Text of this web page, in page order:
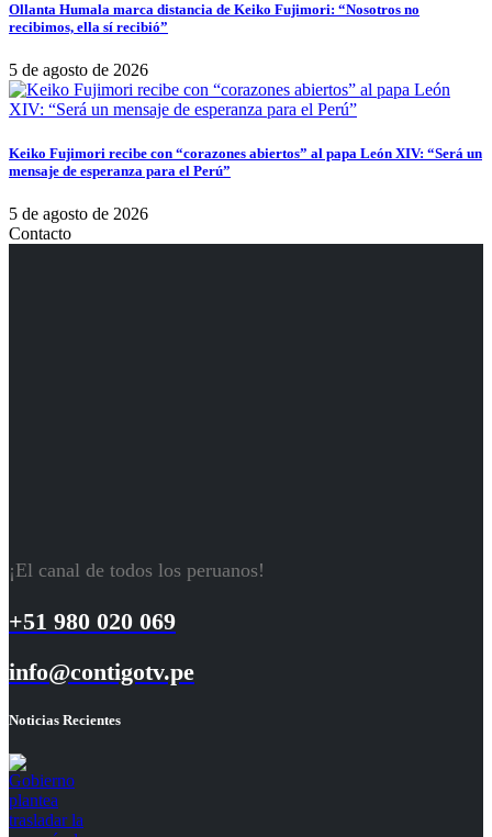
Ollanta Humala marca distancia de Keiko Fujimori: “Nosotros no
recibimos, ella sí recibió”
5 de agosto de 2026
Keiko Fujimori recibe con “corazones abiertos” al papa León XIV: “Será un
mensaje de esperanza para el Perú”
5 de agosto de 2026
Contacto
¡El canal de todos los peruanos!
+51 980 020 069
info@contigotv.pe
Noticias Recientes